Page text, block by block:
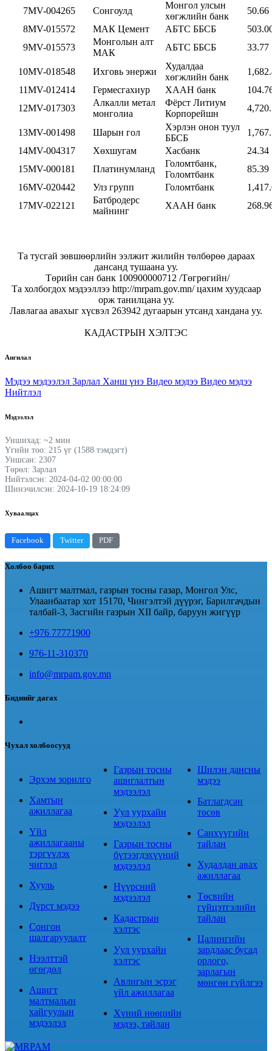
7MV-004265 Сонгоулд
Монгол улсын
хөгжлийн банк
50.66
8MV-015572 МАК Цемент АБТС ББСБ
9MV-015573
Монголын алт
МАК
АБТС ББСБ 33.77
10MV-018548 Ихговь энержи
Худалдаа
хөгжлийн банк
11MV-012414 Гермесгахиур ХААН банк
12MV-017303
Алкалли метал
монголиа
Фёрст Литиум
Корпорейшн
13MV-001498 Шарын гол
Хэрлэн онон туул
ББСБ
14MV-004317 Хөхшугам Хасбанк
24.34
15MV-000181 Платинумланд
Голомтбанк,
Голомтбанк
85.39
16MV-020442 Улз групп Голомтбанк
17MV-022121
Батбродерс
майнинг
ХААН банк
Та тусгай зөвшөөрлийн ээлжит жилийн төлбөрөө дараах
дансанд тушаана уу.
Төрийн сан банк 100900000712 /Төгрөгийн/
Та холбогдох мэдээллээ http://mrpam.gov.mn/ цахим хуудсаар
орж танилцана уу.
Лавлагаа авахыг хүсвэл 263942 дугаарын утсанд хандана уу.
КАДАСТРЫН ХЭЛТЭС
Ангилал
Мэдээ мэдээлэл Зарлал Ханш үнэ Видео мэдээ Видео мэдээ
Нийтлэл
Мэдээлэл
Уншихад: ~2 мин
Үгийн тоо: 215 үг (1588 тэмдэгт)
Уншсан: 2307
Төрөл: Зарлал
Нийтэлсэн: 2024-04-02 00:00:00
Шинэчилсэн: 2024-10-19 18:24:09
Хуваалцах
Facebook Twitter PDF
Холбоо барих
Ашигт малтмал, газрын тосны газар, Монгол Улс,
Улаанбаатар хот 15170, Чингэлтэй дүүрэг, Барилгачдын
талбай-3, Засгийн газрын XII байр, баруун жигүүр
+976 77771900
976-11-310370
info@mrpam.gov.mn
Биднийг дагах
Чухал холбоосууд
Эрхэм зорилго
Хамтын
ажиллагаа
Үйл
ажиллагааны
тэргүүлэх
чиглэл
Хууль
Дүрст мэдээ
Сонгон
шалгаруулалт
Нээлттэй
өгөгдөл
Ашигт
малтмалын
хайгуулын
мэдээлэл
Газрын тосны
ашиглалтын
мэдээлэл
Уул уурхайн
мэдээлэл
Газрын тосны
бүтээгдэхүүний
мэдээлэл
Нүүрсний
мэдээлэл
Кадастрын
хэлтэс
Уул уурхайн
хэлтэс
Авлигын эсрэг
үйл ажиллагаа
Хүний нөөцийн
мэдээ, тайлан
Шилэн дансны
мэдээ
Батлагдсан
төсөв
Санхүүгийн
тайлан
Худалдан авах
ажиллагаа
Төсвийн
гүйцэтгэлийн
тайлан
Цалингийн
зардлаас бусад
орлого,
зарлагын
мөнгөн гүйлгээ